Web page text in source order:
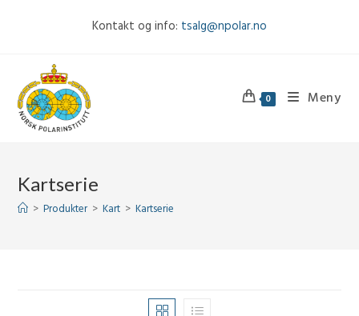
Kontakt og info: tsalg@npolar.no
0 Meny
Kartserie
> Produkter > Kart > Kartserie